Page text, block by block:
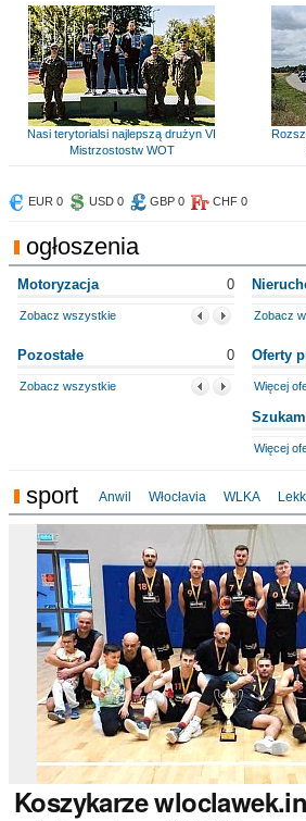
Nasi terytorialsi najlepszą drużyn VI
Mistrzostostw WOT
EUR 0 USD 0 GBP 0 CHF 0
ogłoszenia
Motoryzacja 0
Zobacz wszystkie Zobacz
Pozostałe 0
Zobacz wszystkie
Oferty
Więcej
Więcej
sport Anwil Włocłavia WLKA
Koszykarze